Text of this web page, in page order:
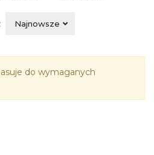
Najnowsze
do wymaganych